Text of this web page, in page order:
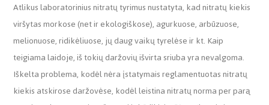
Atlikus laboratorinius nitratų tyrimus nustatyta, kad nitratų kiekis
viršytas morkose (net ir ekologiškose), agurkuose, arbūzuose,
melionuose, ridikėliuose, jų daug vaikų tyrelėse ir kt. Kaip
teigiama laidoje, iš tokių daržovių išvirta sriuba yra nevalgoma.
Iškelta problema, kodėl nėra įstatymais reglamentuotas nitratų
kiekis atskirose daržovėse, kodėl leistina nitratų norma per parą